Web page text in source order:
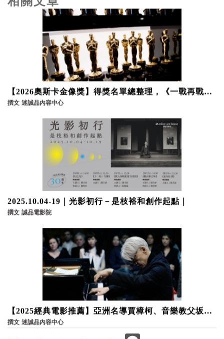
【2026奧斯卡金像獎】得獎名單總整理，《一戰再戰》
等4部不可錯過的電影推薦
撰文 迷誠品內容中心
2025.10.04-19｜光影初行－是枝裕和創作起點｜
撰文 誠品電影院
【2025經典電影推薦】亞洲名導賈樟柯、音樂教父坂本
龍一神作重返大銀幕，從影像回味時代的軌跡｜誠品電
撰文 迷誠品內容中心